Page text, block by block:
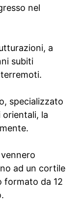
nel
a
subiti
specializzato
orientali, la
ad un cortile
formato da 12